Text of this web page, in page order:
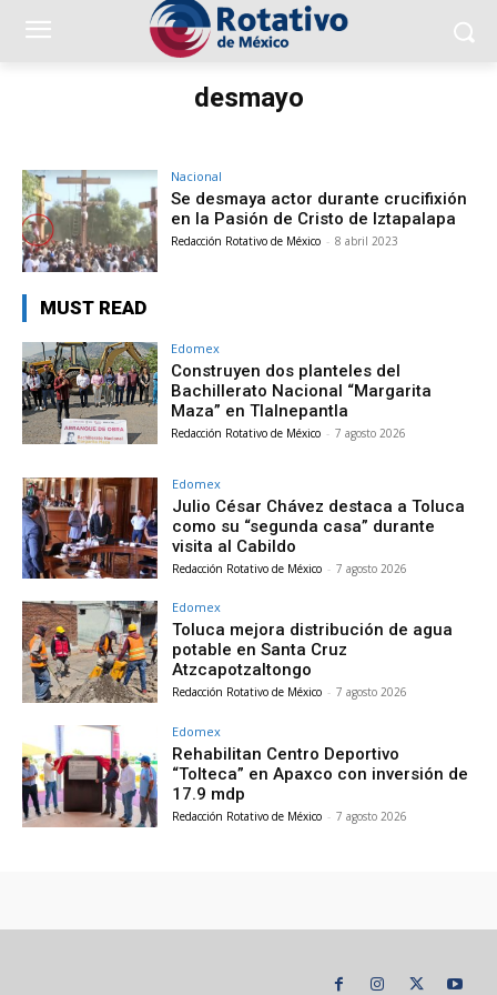
desmayo
Nacional
Se desmaya actor durante crucifixión
en la Pasión de Cristo de Iztapalapa
Redacción Rotativo de México - 8 abril 2023
MUST READ
Edomex
Construyen dos planteles del
Bachillerato Nacional “Margarita
Maza” en Tlalnepantla
Redacción Rotativo de México - 7 agosto 2026
Edomex
Julio César Chávez destaca a Toluca
como su “segunda casa” durante
visita al Cabildo
Redacción Rotativo de México - 7 agosto 2026
Edomex
Toluca mejora distribución de agua
potable en Santa Cruz
Atzcapotzaltongo
Redacción Rotativo de México - 7 agosto 2026
Edomex
Rehabilitan Centro Deportivo
“Tolteca” en Apaxco con inversión de
17.9 mdp
Redacción Rotativo de México - 7 agosto 2026